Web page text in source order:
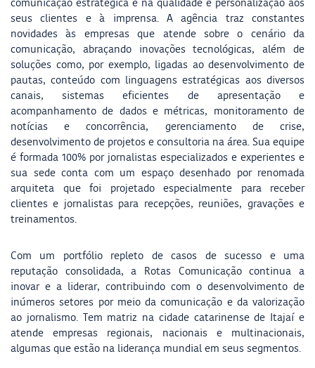
seus clientes e à imprensa. A agência traz constantes
novidades às empresas que atende sobre o cenário da
comunicação, abraçando inovações tecnológicas, além de
soluções como, por exemplo, ligadas ao desenvolvimento de
pautas, conteúdo com linguagens estratégicas aos diversos
canais, sistemas eficientes de apresentação e
acompanhamento de dados e métricas, monitoramento de
notícias e concorrência, gerenciamento de crise,
desenvolvimento de projetos e consultoria na área. Sua equipe
é formada 100% por jornalistas especializados e experientes e
sua sede conta com um espaço desenhado por renomada
arquiteta que foi projetado especialmente para receber
clientes e jornalistas para recepções, reuniões, gravações e
treinamentos.
Com um portfólio repleto de casos de sucesso e uma
reputação consolidada, a Rotas Comunicação continua a
inovar e a liderar, contribuindo com o desenvolvimento de
inúmeros setores por meio da comunicação e da valorização
ao jornalismo. Tem matriz na cidade catarinense de Itajaí e
atende empresas regionais, nacionais e multinacionais,
algumas que estão na liderança mundial em seus segmentos.